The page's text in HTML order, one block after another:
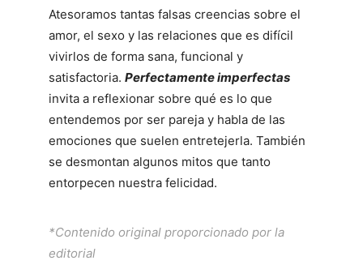
Atesoramos tantas falsas creencias sobre el
amor, el sexo y las relaciones que es difícil
vivirlos de forma sana, funcional y
satisfactoria. Perfectamente imperfectas
invita a reflexionar sobre qué es lo que
entendemos por ser pareja y habla de las
emociones que suelen entretejerla. También
se desmontan algunos mitos que tanto
entorpecen nuestra felicidad.
*Contenido original proporcionado por la
editorial